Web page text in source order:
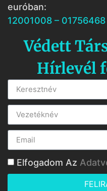
euróban:
12001008 –
Védett
Hírlevél
Elfogadom Az